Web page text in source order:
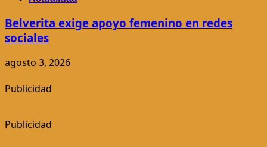
Belverita exige apoyo femenino en redes
sociales
agosto 3, 2026
Publicidad
Publicidad